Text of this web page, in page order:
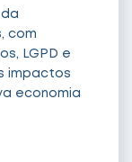
da
com
LGPD e
impactos
economia